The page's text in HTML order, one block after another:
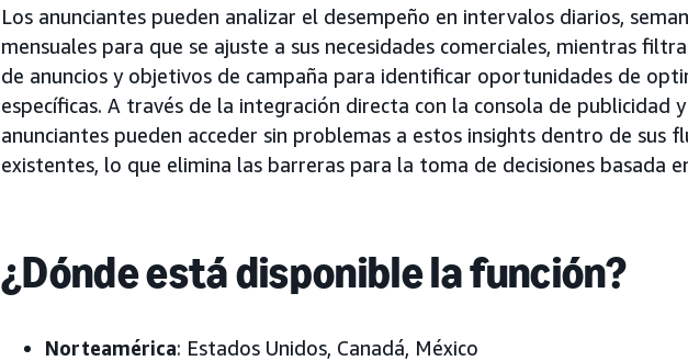
Los anunciantes pueden analizar el desempeño en intervalos diarios,
mensuales para que se ajuste a sus necesidades comerciales, mientras
de anuncios y objetivos de campaña para identificar oportunidades de
específicas. A través de la integración directa con la consola de publicidad
anunciantes pueden acceder sin problemas a estos insights dentro de sus
existentes, lo que elimina las barreras para la toma de decisiones basada
¿Dónde está disponible la función?
Norteamérica: Estados Unidos, Canadá, México